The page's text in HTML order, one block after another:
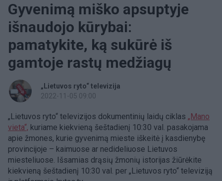
Gyvenimą miško apsuptyje
išnaudojo kūrybai:
pamatykite, ką sukūrė iš
gamtoje rastų medžiagų
„Lietuvos ryto“ televizija
2022-11-05 09:00
„Lietuvos ryto“ televizijos dokumentinių laidų ciklas „Mano
vieta“, kuriame kiekvieną šeštadienį 10:30 val. pasakojama
apie žmones, kurie gyvenimą mieste iškeitė į kasdienybę
provincijoje – kaimuose ar nedideliuose Lietuvos
miesteliuose. Išsamias drąsių žmonių istorijas žiūrėkite
kiekvieną šeštadienį 10:30 val. per „Lietuvos ryto“ televiziją